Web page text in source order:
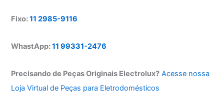
Fixo:11 2985-9116
WhastApp:11 99331-2476
Precisando de Peças Originais Electrolux? Acesse nossa
Loja Virtual de Peças para Eletrodomésticos